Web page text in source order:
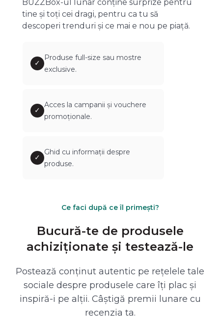
BUZZBox-ul lunar conține surprize pentru
tine și toți cei dragi, pentru ca tu să
descoperi trenduri și ce mai e nou pe piață.
✓
Produse full-size sau mostre
exclusive.
✓
Acces la campanii și vouchere
promoționale.
✓
Ghid cu informații despre
produse.
Ce faci după ce îl primești?
Bucură-te de produsele
achiziționate și testează-le
Postează conținut autentic pe rețelele tale
sociale despre produsele care îți plac și
inspiră-i pe alții. Câștigă premii lunare cu
recenzia ta.